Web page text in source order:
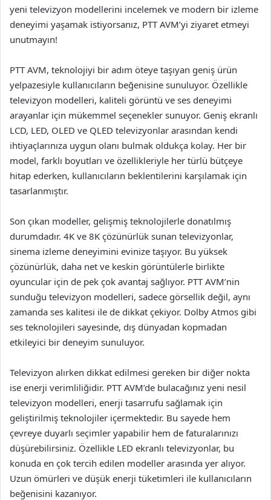
yeni televizyon modellerini incelemek ve modern bir izleme
deneyimi yaşamak istiyorsanız, PTT AVM’yi ziyaret etmeyi
unutmayın!
PTT AVM, teknolojiyi bir adım öteye taşıyan geniş ürün
yelpazesiyle kullanıcıların beğenisine sunuluyor. Özellikle
televizyon modelleri, kaliteli görüntü ve ses deneyimi
arayanlar için mükemmel seçenekler sunuyor. Geniş ekranlı
LCD, LED, OLED ve QLED televizyonlar arasından kendi
ihtiyaçlarınıza uygun olanı bulmak oldukça kolay. Her bir
model, farklı boyutları ve özellikleriyle her türlü bütçeye
hitap ederken, kullanıcıların beklentilerini karşılamak için
tasarlanmıştır.
Son çıkan modeller, gelişmiş teknolojilerle donatılmış
durumdadır. 4K ve 8K çözünürlük sunan televizyonlar,
sinema izleme deneyimini evinize taşıyor. Bu yüksek
çözünürlük, daha net ve keskin görüntülerle birlikte
oyuncular için de pek çok avantaj sağlıyor. PTT AVM’nin
sunduğu televizyon modelleri, sadece görsellik değil, aynı
zamanda ses kalitesi ile de dikkat çekiyor. Dolby Atmos gibi
ses teknolojileri sayesinde, dış dünyadan kopmadan
etkileyici bir deneyim sunuluyor.
Televizyon alırken dikkat edilmesi gereken bir diğer nokta
ise enerji verimliliğidir. PTT AVM’de bulacağınız yeni nesil
televizyon modelleri, enerji tasarrufu sağlamak için
geliştirilmiş teknolojiler içermektedir. Bu sayede hem
çevreye duyarlı seçimler yapabilir hem de faturalarınızı
düşürebilirsiniz. Özellikle LED ekranlı televizyonlar, bu
konuda en çok tercih edilen modeller arasında yer alıyor.
Uzun ömürleri ve düşük enerji tüketimleri ile kullanıcıların
beğenisini kazanıyor.